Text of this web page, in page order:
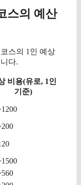
스의 예산
스의 1인 예상
다.
비용(유로, 1인
기준)